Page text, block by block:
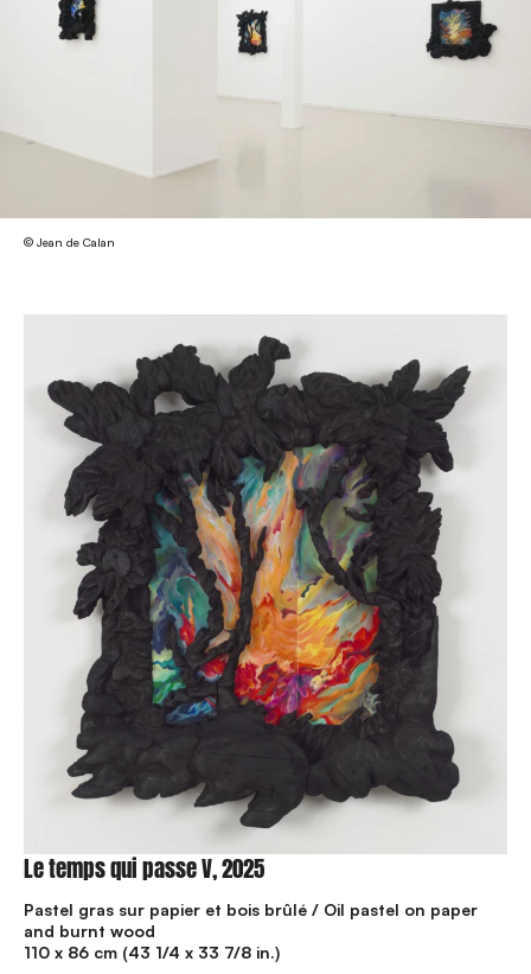
© Jean de Calan
Le temps qui passe V, 2025
Pastel gras sur papier et bois brûlé / Oil pastel on paper
and burnt wood
110 x 86 cm (43 1/4 x 33 7/8 in.)